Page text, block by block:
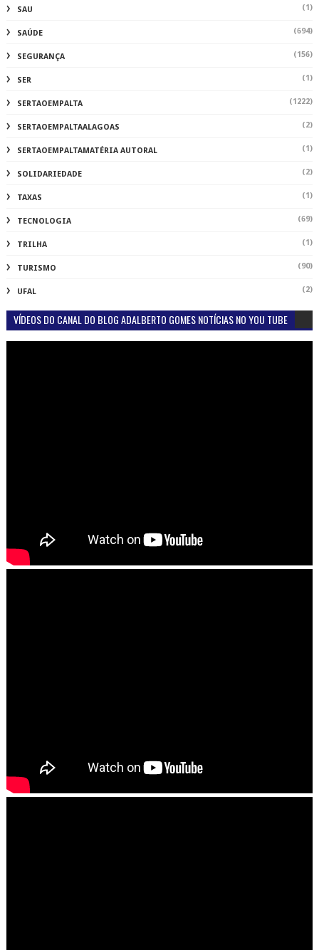
SAU (1)
SAÚDE (694)
SEGURANÇA (156)
SER (1)
SERTAOEMPALTA (1222)
SERTAOEMPALTAALAGOAS (2)
SERTAOEMPALTAMATÉRIA AUTORAL (1)
SOLIDARIEDADE (2)
TAXAS (1)
TECNOLOGIA (69)
TRILHA (1)
TURISMO (90)
UFAL (2)
VÍDEOS DO CANAL DO BLOG ADALBERTO GOMES NOTÍCIAS NO YOU TUBE